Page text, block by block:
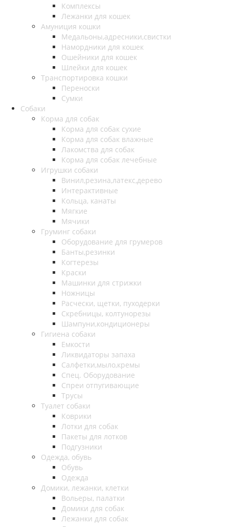
Комплексы
Лежанки для кошек
Амуниция кошки
Медальоны,адресники,свистки
Намордники для кошек
Ошейники для кошек
Шлейки для кошек
Транспортировка кошки
Переноски
Сумки
Собаки
Корма для собак
Корма для собак сухие
Корма для собак влажные
Лакомства для собак
Корма для собак лечебные
Игрушки собаки
Винил,резина,латекс,дерево
Интерактивные
Кольца, канаты
Мягкие
Мячики
Груминг собаки
Оборудование для грумеров
Банты,резинки
Когтерезы
Краски
Машинки для стрижки
Ножницы
Расчески, щетки, пуходерки
Скребницы, колтунорезы
Шампуни,кондиционеры
Гигиена собаки
Емкости
Ликвидаторы запаха
Салфетки,мыло,кремы
Спец. Оборудование
Спреи отпугивающие
Трусы
Туалет собаки
Коврики
Лотки для собак
Пакеты для лотков
Подгузники
Одежда, обувь
Обувь
Одежда
Домики, лежанки, клетки
Вольеры, палатки
Домики для собак
Лежанки для собак